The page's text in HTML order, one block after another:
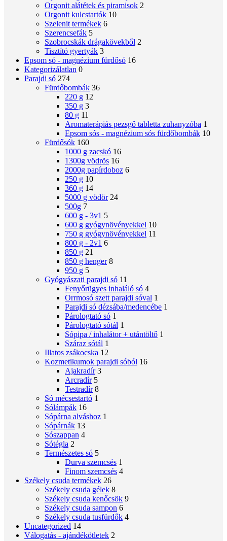
Orgonit alátétek és piramisok 2
Orgonit kulcstartók 10
Szelenit termékek 6
Szerencsefák 5
Szobrocskák drágakövekből 2
Tisztító gyertyák 3
Epsom só - magnézium fürdősó 16
Kategorizálatlan 0
Parajdi só 274
Fürdőbombák 36
220 g 12
350 g 3
80 g 11
Aromaterápiás pezsgő tabletta zuhanyzóba 1
Epsom sós - magnézium sós fürdőbombák 10
Fürdősók 160
1000 g zacskó 16
1300g vödrös 16
2000g papírdoboz 6
250 g 10
360 g 14
5000 g vödör 24
500g 7
600 g - 3v1 5
600 g gyógynövényekkel 10
750 g gyógynövényekkel 11
800 g - 2v1 6
850 g 21
850 g henger 8
950 g 5
Gyógyászati ​​parajdi só 11
Fenyőrügyes inhaláló só 4
Orrmosó szett parajdi sóval 1
Parajdi só dézsába/medencébe 1
Párologtató só 1
Párologtató sótál 1
Sópipa / inhalátor + utántöltő 1
Száraz sótál 1
Illatos zsákocska 12
Kozmetikumok parajdi sóból 16
Ajakradír 3
Arcradír 5
Testradír 8
Só mécsestartó 1
Sólámpák 16
Sópárna alváshoz 1
Sópárnák 13
Sószappan 4
Sótégla 2
Természetes só 5
Durva szemcsés 1
Finom szemcsés 4
Székely csuda termékek 26
Székely csuda gélek 8
Székely csuda kenőcsök 9
Székely csuda sampon 6
Székely csuda tusfürdők 4
Uncategorized 14
Válogatás - ajándékötletek 2